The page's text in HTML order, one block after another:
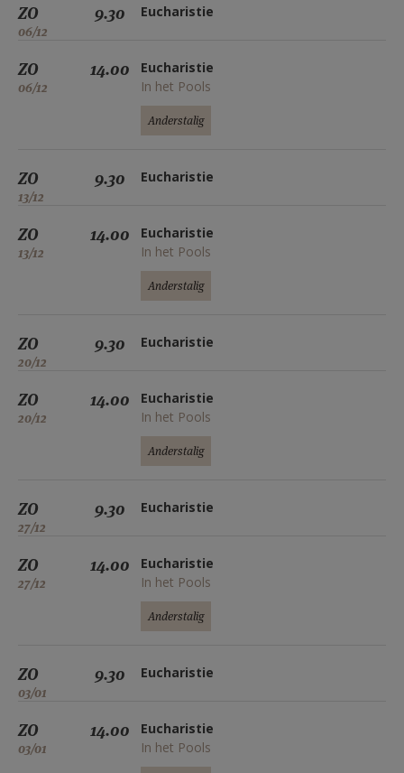
ZO
06/12
9.30 Eucharistie
ZO
06/12
14.00
Eucharistie
In het Pools
Anderstalig
ZO
13/12
9.30 Eucharistie
ZO
13/12
14.00
Eucharistie
In het Pools
Anderstalig
ZO
20/12
9.30 Eucharistie
ZO
20/12
14.00
Eucharistie
In het Pools
Anderstalig
ZO
27/12
9.30 Eucharistie
ZO
27/12
14.00
Eucharistie
In het Pools
Anderstalig
ZO
03/01
9.30 Eucharistie
ZO
03/01
14.00
Eucharistie
In het Pools